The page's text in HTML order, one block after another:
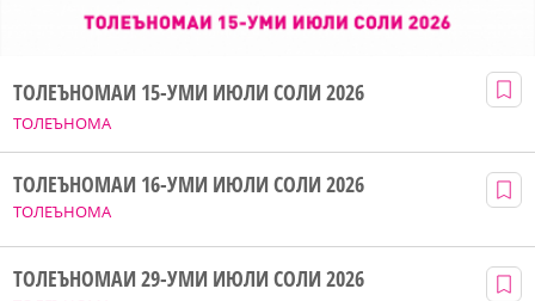
ТОЛЕЪНОМА
ТОЛЕЪНОМАИ 15-УМИ ИЮЛИ СОЛИ 2026
ТОЛЕЪНОМА
ТОЛЕЪНОМАИ 16-УМИ ИЮЛИ СОЛИ 2026
ТОЛЕЪНОМАИ 29-УМИ ИЮЛИ СОЛИ 2026